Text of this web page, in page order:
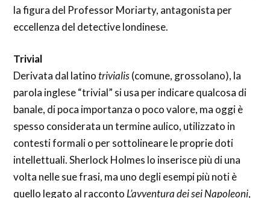
la figura del Professor Moriarty, antagonista per
eccellenza del detective londinese.
Trivial
Derivata dal latinotrivialis(comune, grossolano), la
parola inglese “trivial” si usa per indicare qualcosa di
banale, di poca importanza o poco valore, ma oggi è
spesso considerata un termine aulico, utilizzato in
contesti formali o per sottolineare le proprie doti
intellettuali. Sherlock Holmes lo inserisce più di una
volta nelle sue frasi, ma uno degli esempi più noti è
quello legato al raccontoL’avventura dei sei Napoleoni,